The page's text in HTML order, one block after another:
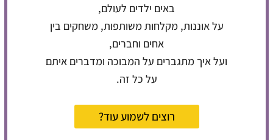
באים ילדים לעולם,
על אוננות, מקלחות משותפות, משחקים בין
אחים וחברים,
ועל איך מתגברים על המבוכה ומדברים איתם
על כל זה.
רוצים לשמוע עוד?